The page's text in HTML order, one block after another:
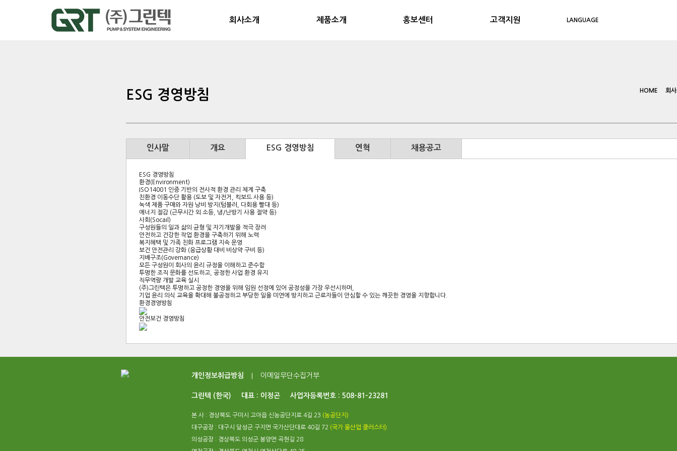
회사소개 제품소개 홍보센터
제조공정
고객지원 LANGUAGE
HOME 회
ESG 경영방침
인사말 개요 ESG 경영방침 연혁 채용공고
ESG 경영방침
환경(Environment)
ISO14001 인증 기반의 전사적 환경 관리 체계 구축
친환경 이동수단 활용 (도보 및 자전거, 킥보드 사용 등)
녹색 제품 구매와 자원 낭비 방지(텀블러, 다회용 빨대 등)
에너지 절감 (근무시간 외 소등, 냉/난방기 사용 절약 등)
사회(Socail)
구성원들의 일과 삶의 균형 및 자기개발을 적극 장려
안전하고 건강한 작업 환경을 구축하기 위해 노력
복지혜택 및 가족 친화 프로그램 지속 운영
보건 안전관리 강화 (응급상황 대비 비상약 구비 등)
지배구조(Governance)
모든 구성원이 회사의 윤리 규정을 이해하고 준수함
투명한 조직 문화를 선도하고, 공정한 사업 환경 유지
직무역량 개발 교육 실시
(주)그린텍은 투명하고 공정한 경영을 위해 임원 선정에 있어 공정성을 가장 우선시하며,
기업 윤리 의식 교육을 확대해 불공정하고 부당한 일을 미연에 방지하고 근로자들이 안심할 수 있는 깨끗한 경영을 지향합니다.
환경경영방침
안전보건 경영방침
개인정보취급방침 이메일무단수집거부
그린텍 (한국) 대표 : 이정곤 사업자등록번호 : 508-81-23281
본 사 : 경상북도 구미시 고아읍 신농공단지로 4길 23 (농공단지)
대구공장 : 대구시 달성군 구지면 국가산단대로 40길 72 (국가 물산업 클러스터)
의성공장 : 경상북도 의성군 봉양면 곡현길 28